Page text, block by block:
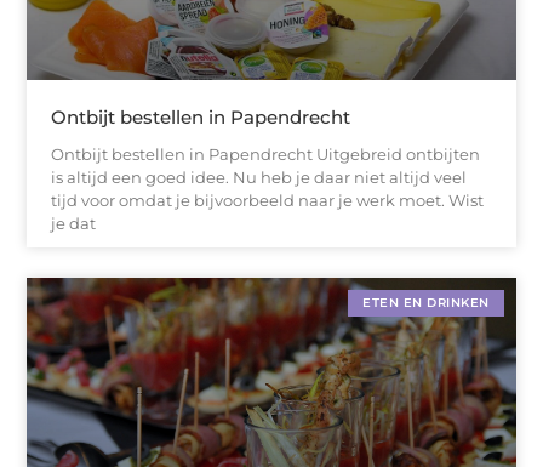
Ontbijt bestellen in Papendrecht
Ontbijt bestellen in Papendrecht Uitgebreid ontbijten
is altijd een goed idee. Nu heb je daar niet altijd veel
tijd voor omdat je bijvoorbeeld naar je werk moet. Wist
je dat
ETEN EN DRINKEN